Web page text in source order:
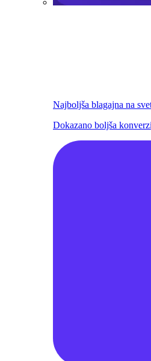
Najboljša blagajna na
Dokazano boljša